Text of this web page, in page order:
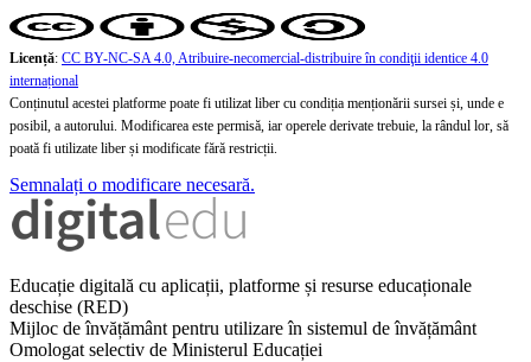
Licență: CC BY-NC-SA 4.0, Atribuire-necomercial-distribuire în condiţii identice 4.0
internațional
Conținutul acestei platforme poate fi utilizat liber cu condiția menționării sursei și, unde e
posibil, a autorului. Modificarea este permisă, iar operele derivate trebuie, la rândul lor, să
poată fi utilizate liber și modificate fără restricții.
Semnalați o modificare necesară.
Educație digitală cu aplicații, platforme și resurse educaționale
deschise (RED)
Mijloc de învățământ pentru utilizare în sistemul de învățământ
Omologat selectiv de Ministerul Educației